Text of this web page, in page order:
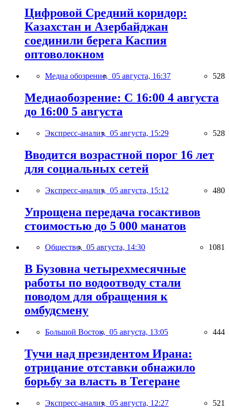
Цифровой Средний коридор:
Казахстан и Азербайджан
соединили берега Каспия
оптоволокном
Медиа обозрение, 05 августа, 16:37 528
Медиаобозрение: С 16:00 4 августа
до 16:00 5 августа
Экспресс-анализ, 05 августа, 15:29 528
Вводится возрастной порог 16 лет
для социальных сетей
Экспресс-анализ, 05 августа, 15:12 480
Упрощена передача госактивов
стоимостью до 5 000 манатов
Общество, 05 августа, 14:30 1081
В Бузовна четырехмесячные
работы по водоотводу стали
поводом для обращения к
омбудсмену
Большой Восток, 05 августа, 13:05 444
Тучи над президентом Ирана:
отрицание отставки обнажило
борьбу за власть в Тегеране
Экспресс-анализ, 05 августа, 12:27 521